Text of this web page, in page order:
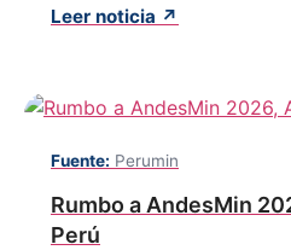
Leer noticia ↗
Fuente: Perumin
Rumbo a AndesMin
Perú